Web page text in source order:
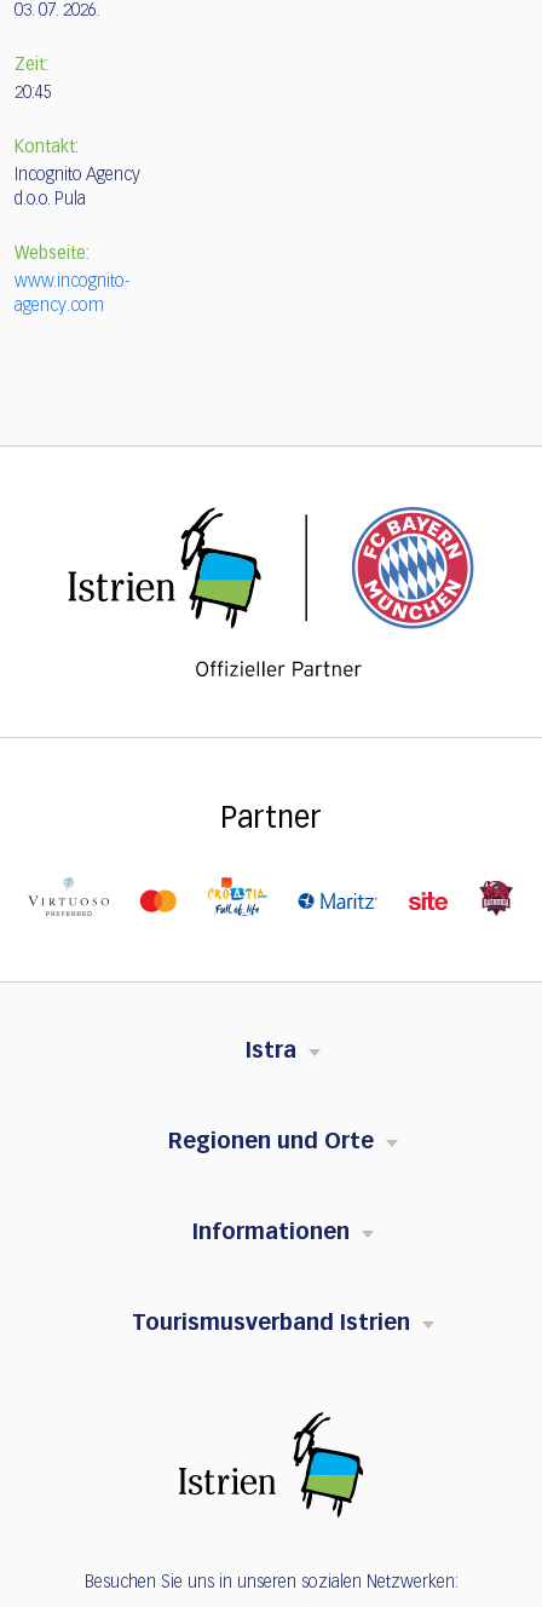
03. 07. 2026.
Zeit:
20:45
Kontakt:
Incognito Agency
d.o.o. Pula
Webseite:
www.incognito-
agency.com
Partner
Istra
Regionen und Orte
Informationen
Tourismusverband Istrien
Besuchen Sie uns in unseren sozialen Netzwerken: